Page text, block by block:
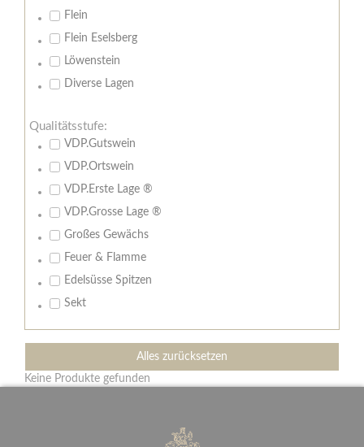
Flein
Flein Eselsberg
Löwenstein
Diverse Lagen
Qualitätsstufe:
VDP.Gutswein
VDP.Ortswein
VDP.Erste Lage ®
VDP.Grosse Lage ®
Großes Gewächs
Feuer & Flamme
Edelsüsse Spitzen
Sekt
Alles zurücksetzen
Keine Produkte gefunden